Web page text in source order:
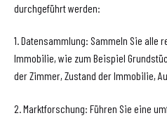
durchgeführt werden:
1. Datensammlung: Sammeln Sie alle
Immobilie, wie zum Beispiel
der Zimmer, Zustand der Immobilie,
2. Marktforschung: Führen Sie eine